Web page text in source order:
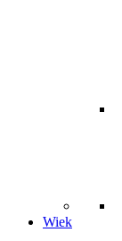
Wiek